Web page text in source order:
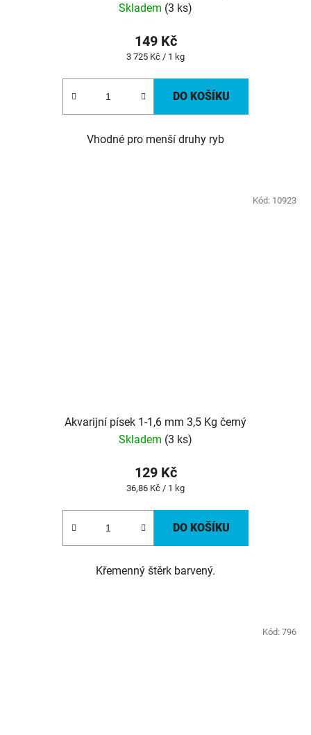
Skladem (3 ks)
149 Kč
Měrná
3 725 Kč / 1 kg
DO KOŠÍKU
Vhodné pro menší druhy ryb
Akvarijní písek 1-1,6 mm 3,5 Kg černý
Skladem (3 ks)
129 Kč
Měrná
36,86 Kč / 1 kg
DO KOŠÍKU
Křemenný štěrk barvený.
Kód: 10923
Kód: 796